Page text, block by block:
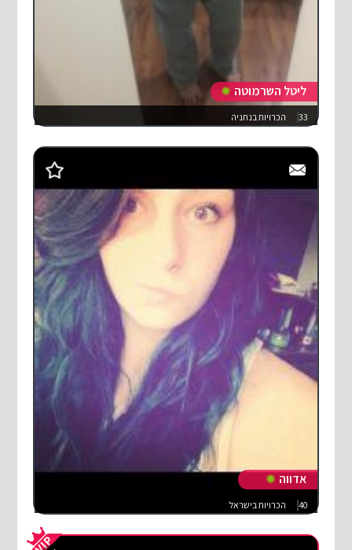
ליטל השרמוטה
33 הכרויות בנתניה
אדווה
40 הכרויות בישראל